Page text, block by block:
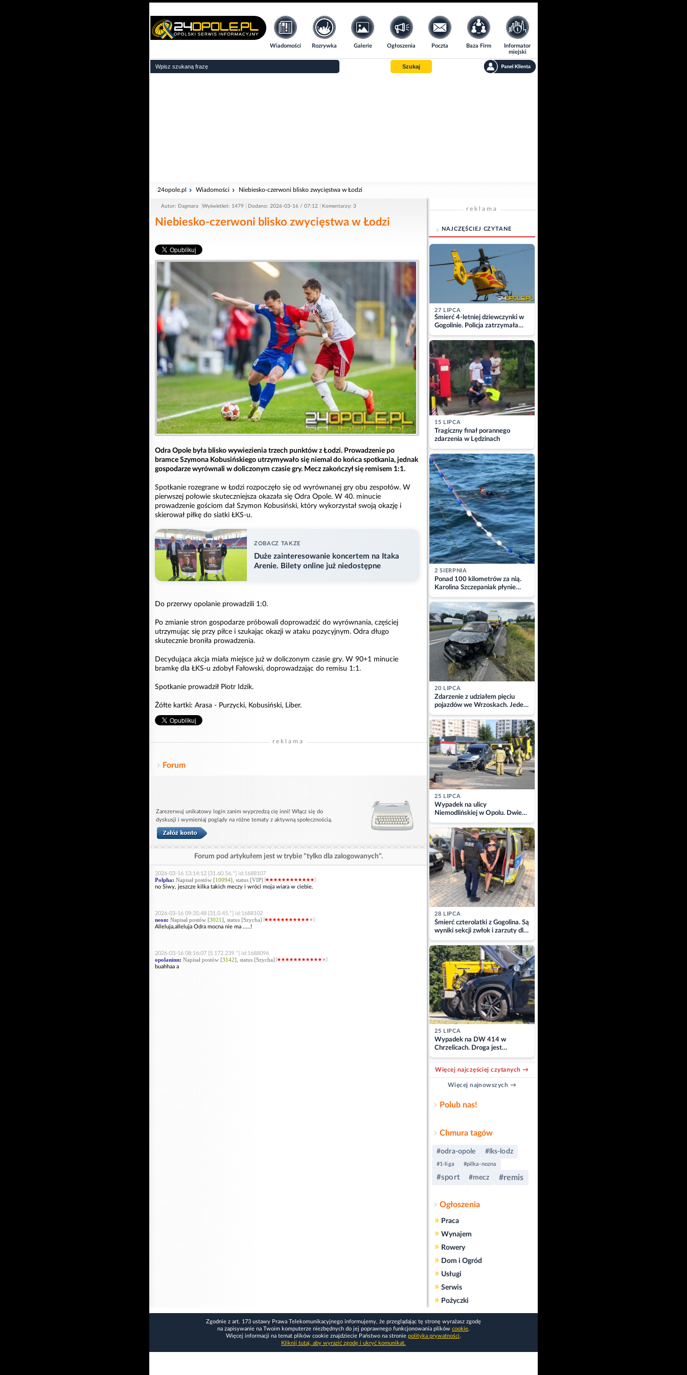
Wiadomości Rozrywka Galerie Ogłoszenia Poczta Baza Firm
Informator
miejski
Szukaj
24opole.pl Wiadomości Niebiesko-czerwoni blisko zwycięstwa w Łodzi
Autor: Dagmara Wyświetleń: 1479 Dodano: 2026-03-16 / 07:12 Komentarzy: 3
Niebiesko-czerwoni blisko zwycięstwa w Łodzi
Odra Opole była blisko wywiezienia trzech punktów z Łodzi. Prowadzenie po
bramce Szymona Kobusińskiego utrzymywało się niemal do końca spotkania, jednak
gospodarze wyrównali w doliczonym czasie gry. Mecz zakończył się remisem 1:1.
Spotkanie rozegrane w Łodzi rozpoczęło się od wyrównanej gry obu zespołów. W
pierwszej połowie skuteczniejsza okazała się Odra Opole. W 40. minucie
prowadzenie gościom dał Szymon Kobusiński, który wykorzystał swoją okazję i
skierował piłkę do siatki ŁKS-u.
ZOBACZ TAKZE
Duże zainteresowanie koncertem na Itaka
Arenie. Bilety online już niedostępne
Do przerwy opolanie prowadzili 1:0.
Po zmianie stron gospodarze próbowali doprowadzić do wyrównania, częściej
utrzymując się przy piłce i szukając okazji w ataku pozycyjnym. Odra długo
skutecznie broniła prowadzenia.
Decydująca akcja miała miejsce już w doliczonym czasie gry. W 90+1 minucie
bramkę dla ŁKS-u zdobył Fałowski, doprowadzając do remisu 1:1.
Spotkanie prowadził Piotr Idzik.
Żółte kartki: Arasa - Purzycki, Kobusiński, Liber.
reklama
Forum
Zarezerwuj unikatowy login zanim wyprzedzą cię inni! Włącz się do
dyskusji i wymieniaj poglądy na różne tematy z aktywną społecznością.
Forum pod artykułem jest w trybie "tylko dla zalogowanych".
2026-03-16 13:14:12 [31.60.56.*] id:1688107
Polpha: Napisał postów [10094], status [VIP]
no Siwy, jeszcze kilka takich meczy i wróci moja wiara w ciebie.
2026-03-16 09:35:48 [31.0.45.*] id:1688102
neon: Napisał postów [3021], status [Szycha]
Alleluja,alleluja Odra mocna nie ma .....!
2026-03-16 08:16:07 [5.172.239.*] id:1688096
opolaninn: Napisał postów [3142], status [Szycha]
buahhaa a
reklama
NAJCZĘŚCIEJ CZYTANE
27 LIPCA
Śmierć 4-letniej dziewczynki w
Gogolinie. Policja zatrzymała
matkę
15 LIPCA
Tragiczny finał porannego
zdarzenia w Lędzinach
2 SIERPNIA
Ponad 100 kilometrów za nią.
Karolina Szczepaniak płynie
przez Bałtyk dla Piotra.
Aktualizacja
20 LIPCA
Zdarzenie z udziałem pięciu
pojazdów we Wrzoskach. Jeden
z kierowców zabrany w
kajdankach
25 LIPCA
Wypadek na ulicy
Niemodlińskiej w Opolu. Dwie
osoby w szpitalu
28 LIPCA
Śmierć czterolatki z Gogolina. Są
wyniki sekcji zwłok i zarzuty dla
matki
25 LIPCA
Wypadek na DW 414 w
Chrzelicach. Droga jest
zablokowana
Więcej najczęściej czytanych →
Więcej najnowszych →
Polub nas!
Chmura tagów
#odra-opole #lks-lodz
#1-liga #pilka-nozna
#sport #mecz #remis
Ogłoszenia
» Praca
» Wynajem
» Rowery
» Dom i Ogród
» Usługi
» Serwis
» Pożyczki
Zgodnie z art. 173 ustawy Prawa Telekomunikacyjnego informujemy, że przeglądając tę stronę wyrażasz zgodę
na zapisywanie na Twoim komputerze niezbędnych do jej poprawnego funkcjonowania plików cookie.
Więcej informacji na temat plików cookie znajdziecie Państwo na stronie polityka prywatności.
Kliknij tutaj, aby wyrazić zgodę i ukryć komunikat.